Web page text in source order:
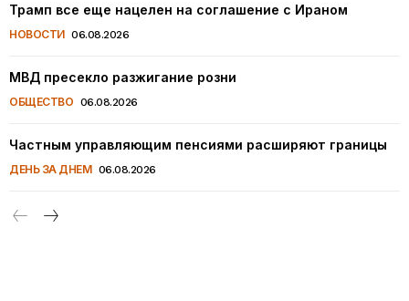
Трамп все еще нацелен на соглашение с Ираном
НОВОСТИ 06.08.2026
МВД пресекло разжигание розни
ОБЩЕСТВО 06.08.2026
Частным управляющим пенсиями расширяют границы
ДЕНЬ ЗА ДНЕМ 06.08.2026